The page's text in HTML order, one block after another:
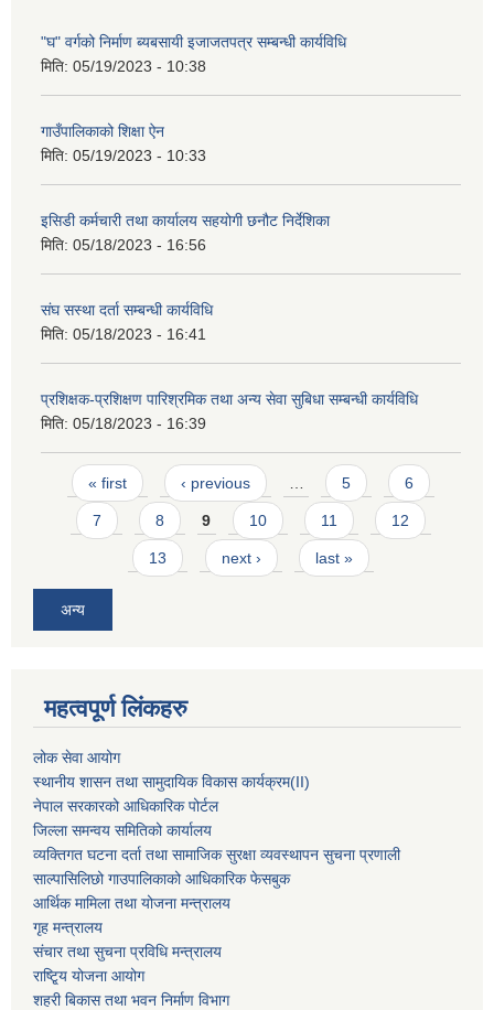
"घ" वर्गको निर्माण ब्यबसायी इजाजतपत्र सम्बन्धी कार्यविधि
मिति: 05/19/2023 - 10:38
गाउँपालिकाको शिक्षा ऐन
मिति: 05/19/2023 - 10:33
इसिडी कर्मचारी तथा कार्यालय सहयोगी छनौट निर्देशिका
मिति: 05/18/2023 - 16:56
संघ सस्था दर्ता सम्बन्धी कार्यविधि
मिति: 05/18/2023 - 16:41
प्रशिक्षक-प्रशिक्षण पारिश्रमिक तथा अन्य सेवा सुबिधा सम्बन्धी कार्यविधि
मिति: 05/18/2023 - 16:39
Pages
« first ‹ previous … 5 6
7 8 9 10 11 12
13 next › last »
अन्य
महत्वपूर्ण लिंकहरु
लोक सेवा आयोग
स्थानीय शासन तथा सामुदायिक विकास कार्यक्रम(II)
नेपाल सरकारको आधिकारिक पोर्टल
जिल्ला समन्वय समितिको कार्यालय
व्यक्तिगत घटना दर्ता तथा सामाजिक सुरक्षा व्यवस्थापन सुचना प्रणाली
साल्पासिलिछो गाउपालिकाको आधिकारिक फेसबुक
आर्थिक मामिला तथा योजना मन्त्रालय
गृह मन्त्रालय
संचार तथा सुचना प्रविधि मन्त्रालय
राष्टि्ृय योजना आयोग
शहरी बिकास तथा भवन निर्माण विभाग